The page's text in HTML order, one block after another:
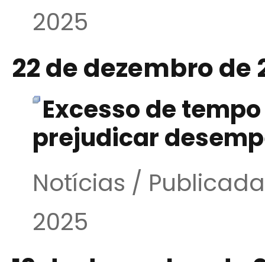
2025
22 de dezembro de
Excesso de
prejudicar
Notícias /
2025